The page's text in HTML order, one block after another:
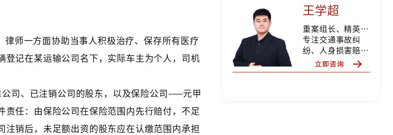
师一方面协助当事人积极治疗、保存所有医疗
记在某运输公司名下，实际车主为个人，司机
司、已注销公司的股东，以及保险公司——元甲
任：由保险公司在保险范围内先行赔付，不足
销后，未足额出资的股东应在认缴范围内承担
王学超
重案组长、精英律师
专注交通事故纠
纷、人身损害赔
偿、合同纠纷、婚
姻家事等